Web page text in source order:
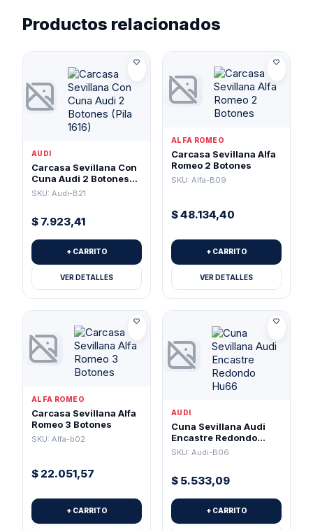
Productos relacionados
AUDI
Carcasa Sevillana Con
Cuna Audi 2 Botones
(Pila 1616)
SKU: Audi-B21
$ 7.923,41
+ CARRITO
VER DETALLES
ALFA ROMEO
Carcasa Sevillana Alfa
Romeo 2 Botones
SKU: Alfa-B09
$48.134,40
+ CARRITO
VER DETALLES
ALFA ROMEO
Carcasa Sevillana Alfa
Romeo 3 Botones
SKU: Alfa-b02
$ 22.051,57
+ CARRITO
AUDI
Cuna Sevillana Audi
Encastre Redondo
Hu66
SKU: Audi-B06
$ 5.533,09
+ CARRITO